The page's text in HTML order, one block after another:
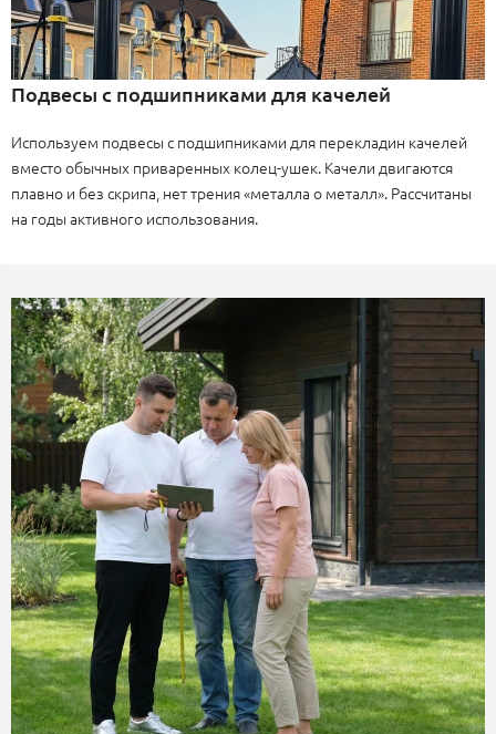
Подвесы с подшипниками для качелей
Используем подвесы с подшипниками для перекладин качелей
вместо обычных приваренных колец-ушек. Качели двигаются
плавно и без скрипа, нет трения «металла о металл». Рассчитаны
на годы активного использования.